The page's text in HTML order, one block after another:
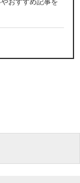
おすすめ記事を